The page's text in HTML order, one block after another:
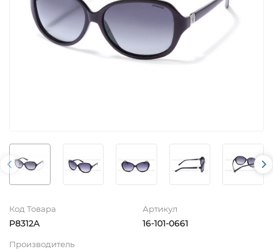
Код Товара
P8312A
Артикул
16-101-0661
Производитель